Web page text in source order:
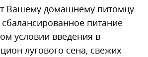
Вашему домашнему питомцу
питание
условии введения в
лугового сена, свежих